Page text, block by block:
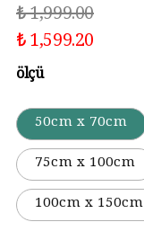
₺ 1,999.00
₺ 1,599.20
ölçü
50cm x 70cm
75cm x 100cm
100cm x 150cm